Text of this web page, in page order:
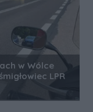
w Wólce
LPR